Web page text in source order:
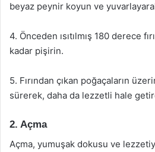
beyaz peynir koyun ve
4. Önceden ısıtılmış 180 derece
kadar pişirin.
5. Fırından çıkan poğaçaların
sürerek, daha da lezzetli hale
2. Açma
Açma, yumuşak dokusu ve